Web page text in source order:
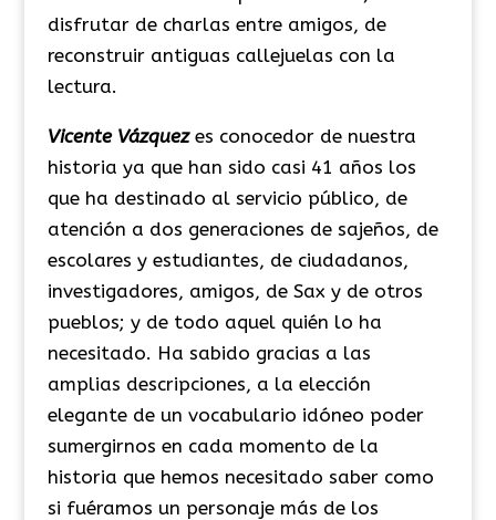
disfrutar de charlas entre amigos, de
reconstruir antiguas callejuelas con la
lectura.
Vicente Vázquezes conocedor de nuestra
historia ya que han sido casi 41 años los
que ha destinado al servicio público, de
atención a dos generaciones de sajeños, de
escolares y estudiantes, de ciudadanos,
investigadores, amigos, de Sax y de otros
pueblos; y de todo aquel quién lo ha
necesitado. Ha sabido gracias a las
amplias descripciones, a la elección
elegante de un vocabulario idóneo poder
sumergirnos en cada momento de la
historia que hemos necesitado saber como
si fuéramos un personaje más de los